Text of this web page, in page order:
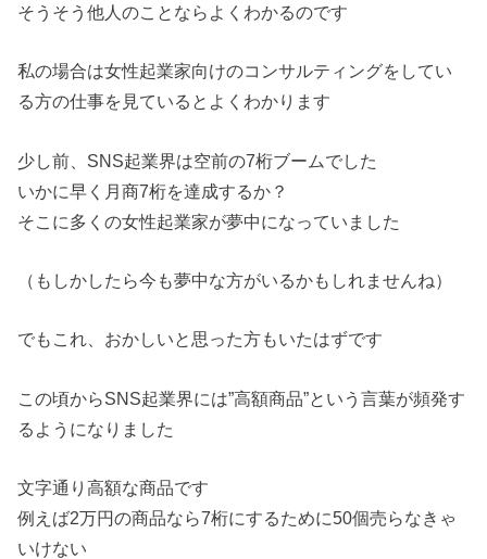
そうそう他人のことならよくわかるのです
私の場合は女性起業家向けのコンサルティングをしてい
る方の仕事を見ているとよくわかります
少し前、SNS起業界は空前の7桁ブームでした
いかに早く月商7桁を達成するか？
そこに多くの女性起業家が夢中になっていました
（もしかしたら今も夢中な方がいるかもしれませんね）
でもこれ、おかしいと思った方もいたはずです
この頃からSNS起業界には”高額商品”という言葉が頻発す
るようになりました
文字通り高額な商品です
例えば2万円の商品なら7桁にするために50個売らなきゃ
いけない